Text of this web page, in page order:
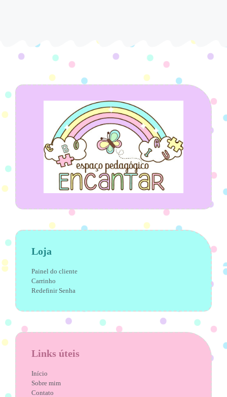
Loja
Painel do cliente
Carrinho
Redefinir Senha
Links úteis
Início
Sobre mim
Contato